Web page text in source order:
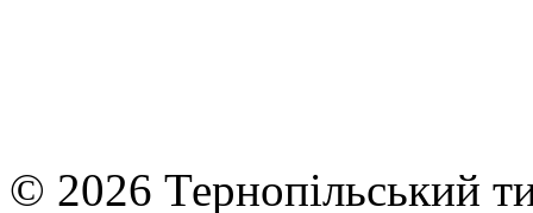
© 2026 Тернопільський